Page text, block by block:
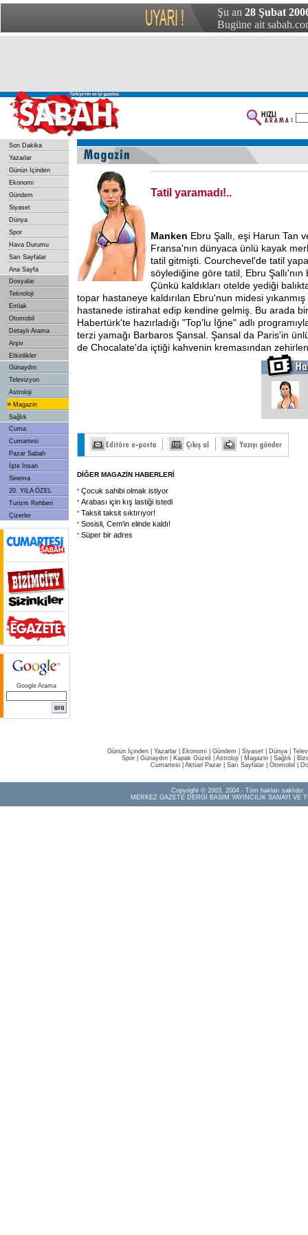
Şu an 28 Şubat
Bugüne ait
Son Dakika
Yazarlar
Günün İçinden
Ekonomi
Gündem
Siyaset
Dünya
Spor
Hava Durumu
Sarı Sayfalar
Ana Sayfa
Dosyalar
Teknoloji
Emlak
Otomobil
Detaylı Arama
Arşiv
Etkinlikler
Günaydın
Televizyon
Astroloji
» Magazin
Sağlık
Cuma
Cumartesi
Pazar Sabah
İşte İnsan
Sinema
20. YILA ÖZEL
Turizm Rehberi
Çizerler
Google Arama
Tatil yaramadı!..
Manken Ebru Şallı, eşi Harun Tan
Fransa'nın dünyaca ünlü kayak
tatil gitmişti. Courchevel'de tatil
söylediğine göre tatil, Ebru
Çünkü kaldıkları otelde yediği
topar hastaneye kaldırılan Ebru'nun midesi
hastanede istirahat edip kendine gelmiş. Bu arada
Habertürk'te hazırladığı "Top'lu İğne" adlı
terzi yamağı Barbaros Şansal. Şansal da Paris'in
de Chocalate'da içtiği kahvenin kremasından
DİĞER MAGAZİN HABERLERİ
Çocuk sahibi olmak istiyor
Arabası için kış lastiği istedi
Taksit taksit sıktırıyor!
Sosisli, Cem'in elinde kaldı!
Süper bir adres
Günün İçinden Yazarlar Ekonomi Gündem Siyaset Dünya |
Spor
Günaydın Kapak Güzeli Astroloji Magazin Sağlık
Cumartesi| Aktüel Pazar| Sarı Sayfalar| Otomobil
Copyright © 2003, 2004 - Tüm hakları saklıdır.
MERKEZ GAZETE DERGİ BASIM YAYINCILIK SANAYİ VE